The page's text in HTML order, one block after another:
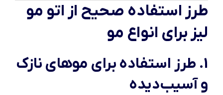
طرز استفاده صحیح از اتو مو
لیز برای انواع مو
1. طرز استفاده برای موهای نازک
و آسیب‌دیده